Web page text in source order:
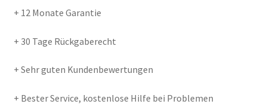
+ 12 Monate Garantie
+ 30 Tage Rückgaberecht
+ Sehr guten Kundenbewertungen
+ Bester Service, kostenlose Hilfe bei Problemen